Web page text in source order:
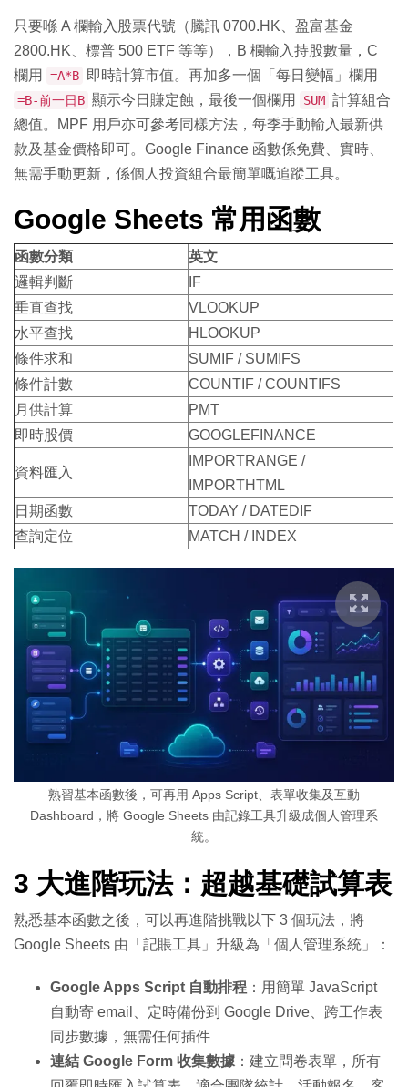
只要喺 A 欄輸入股票代號（騰訊 0700.HK、盈富基金
2800.HK、標普 500 ETF 等等），B 欄輸入持股數量，C
欄用
=A*B 即時計算市值。再加多一個「每日變幅」欄用
=B-前一日B 顯示今日賺定蝕，最後一個欄用 SUM 計算組合
總值。MPF 用戶亦可參考同樣方法，每季手動輸入最新供
款及基金價格即可。Google Finance 函數係免費、實時、
無需手動更新，係個人投資組合最簡單嘅追蹤工具。
Google Sheets 常用函數
函數分類
英文
邏輯判斷
IF
垂直查找
VLOOKUP
水平查找
HLOOKUP
條件求和
SUMIF / SUMIFS
條件計數
COUNTIF / COUNTIFS
月供計算
PMT
即時股價
GOOGLEFINANCE
資料匯入
IMPORTRANGE /
IMPORTHTML
日期函數
TODAY / DATEDIF
查詢定位
MATCH / INDEX
熟習基本函數後，可再用 Apps Script、表單收集及互動
Dashboard，將 Google Sheets 由記錄工具升級成個人管理系
統。
3 大進階玩法：超越基礎試算表
熟悉基本函數之後，可以再進階挑戰以下 3 個玩法，將
Google Sheets 由「記賬工具」升級為「個人管理系統」：
Google Apps Script 自動排程 ：用簡單 JavaScript
自動寄 email、定時備份到 Google Drive、跨工作表
同步數據，無需任何插件
連結 Google Form 收集數據 ：建立問卷表單，所有